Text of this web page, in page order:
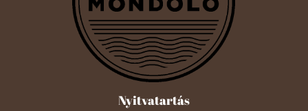
Nyitvatartás